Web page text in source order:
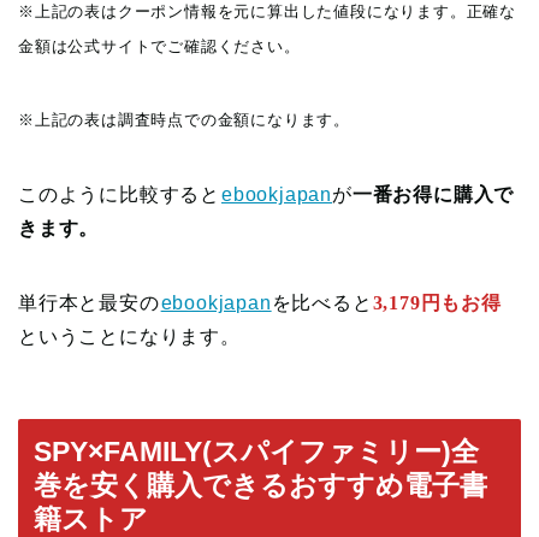
※上記の表はクーポン情報を元に算出した値段になります。正確な
金額は公式サイトでご確認ください。
※上記の表は調査時点での金額になります。
このように比較すると ebookjapanが一番お得に購入で
きます。
単行本と最安のebookjapan を比べると 3,179円もお得
ということになります。
SPY×FAMILY(スパイファミリー)全
巻を安く購入できるおすすめ電子書
籍ストア